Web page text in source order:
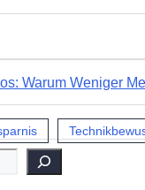
Warum Weniger